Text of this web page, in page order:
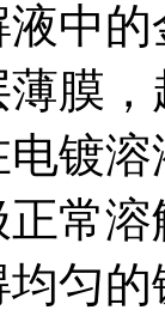
中
膜
镀
常
匀的